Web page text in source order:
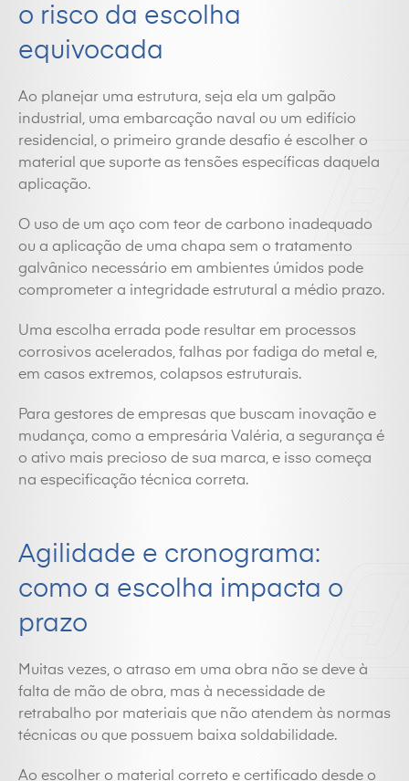
o risco da escolha
equivocada
Ao planejar uma estrutura, seja ela um galpão
industrial, uma embarcação naval ou um edifício
residencial, o primeiro grande desafio é escolher o
material que suporte as tensões específicas daquela
aplicação.
O uso de um aço com teor de carbono inadequado
ou a aplicação de uma chapa sem o tratamento
galvânico necessário em ambientes úmidos pode
comprometer a integridade estrutural a médio prazo.
Uma escolha errada pode resultar em processos
corrosivos acelerados, falhas por fadiga do metal e,
em casos extremos, colapsos estruturais.
Para gestores de empresas que buscam inovação e
mudança, como a empresária Valéria, a segurança é
o ativo mais precioso de sua marca, e isso começa
na especificação técnica correta.
Agilidade e cronograma:
como a escolha impacta o
prazo
Muitas vezes, o atraso em uma obra não se deve à
falta de mão de obra, mas à necessidade de
retrabalho por materiais que não atendem às normas
técnicas ou que possuem baixa soldabilidade.
Ao escolher o material correto e certificado desde o